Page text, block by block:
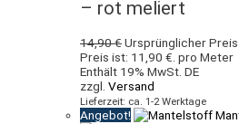
– rot meliert
14,90€Ursprünglicher
Preis ist: 11,90 €. pro Meter
Enthält 19% MwSt. DE
zzgl. Versand
Lieferzeit: ca. 1-2 Werktage
Angebot!